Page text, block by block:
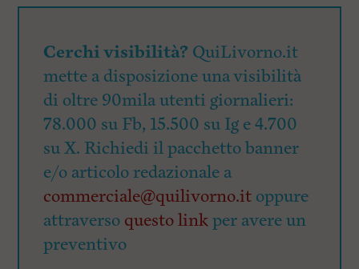
Cerchi visibilità? QuiLivorno.it
mette a disposizione una visibilità
di oltre 90mila utenti giornalieri:
78.000 su Fb, 15.500 su Ig e 4.700
su X. Richiedi il pacchetto banner
e/o articolo redazionale a
commerciale@quilivorno.it oppure
attraverso questo linkper avere un
preventivo